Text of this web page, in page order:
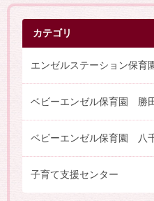
カテゴリ
エンゼルステーション保育
ベビーエンゼル保育園 勝
ベビーエンゼル保育園 八
子育て支援センター